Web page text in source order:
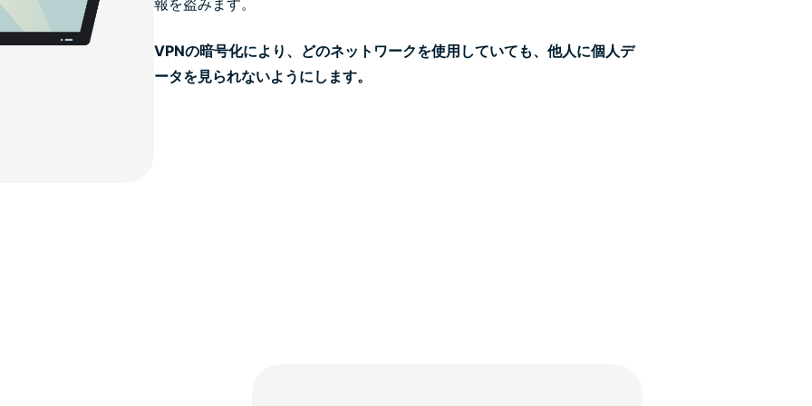
報を盗みます。
VPNの暗号化により、どのネットワークを使用していても、他人に個人デ
ータを見られないようにします。